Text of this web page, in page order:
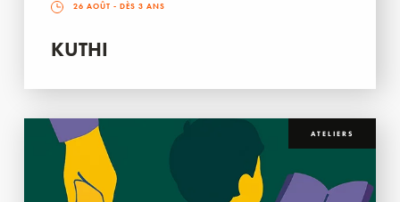
26 AOÛT - DÈS 3 ANS
KUTHI
ATELIERS